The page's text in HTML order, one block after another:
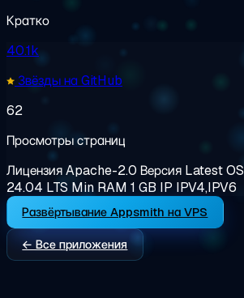
Кратко
40.1k
Звёзды на GitHub
62
Просмотры страниц
ЛицензияApache-2.0 Версия LatestOS
24.04 LTS Min RAM 1 GB IP IPV4,IPV6
Развёртывание Appsmith на VPS
← Все приложения